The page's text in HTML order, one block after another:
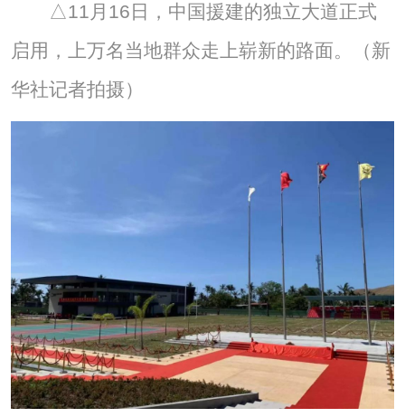
△11月16日，中国援建的独立大道正式
启用，上万名当地群众走上崭新的路面。（新
华社记者拍摄）